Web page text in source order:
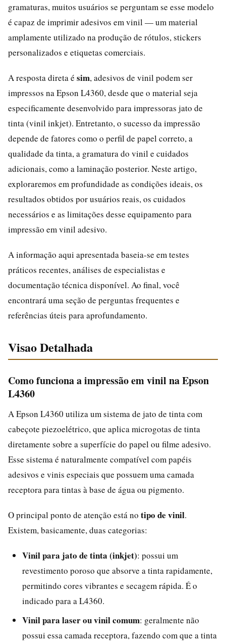
gramaturas, muitos usuários se perguntam se esse modelo
é capaz de imprimir adesivos em vinil — um material
amplamente utilizado na produção de rótulos, stickers
personalizados e etiquetas comerciais.
A resposta direta é sim, adesivos de vinil podem ser
impressos na Epson L4360, desde que o material seja
especificamente desenvolvido para impressoras jato de
tinta (vinil inkjet). Entretanto, o sucesso da impressão
depende de fatores como o perfil de papel correto, a
qualidade da tinta, a gramatura do vinil e cuidados
adicionais, como a laminação posterior. Neste artigo,
exploraremos em profundidade as condições ideais, os
resultados obtidos por usuários reais, os cuidados
necessários e as limitações desse equipamento para
impressão em vinil adesivo.
A informação aqui apresentada baseia-se em testes
práticos recentes, análises de especialistas e
documentação técnica disponível. Ao final, você
encontrará uma seção de perguntas frequentes e
referências úteis para aprofundamento.
Visao Detalhada
Como funciona a impressão em vinil na Epson
L4360
A Epson L4360 utiliza um sistema de jato de tinta com
cabeçote piezoelétrico, que aplica microgotas de tinta
diretamente sobre a superfície do papel ou filme adesivo.
Esse sistema é naturalmente compatível com papéis
adesivos e vinis especiais que possuem uma camada
receptora para tintas à base de água ou pigmento.
O principal ponto de atenção está no tipo de vinil.
Existem, basicamente, duas categorias:
Vinil para jato de tinta (inkjet): possui um
revestimento poroso que absorve a tinta rapidamente,
permitindo cores vibrantes e secagem rápida. É o
indicado para a L4360.
Vinil para laser ou vinil comum: geralmente não
possui essa camada receptora, fazendo com que a tinta